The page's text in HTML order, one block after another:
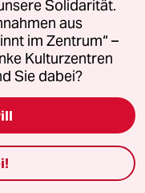
Solidarität.
aus
im Zentrum“ –
Kulturzentren
Sie dabei?